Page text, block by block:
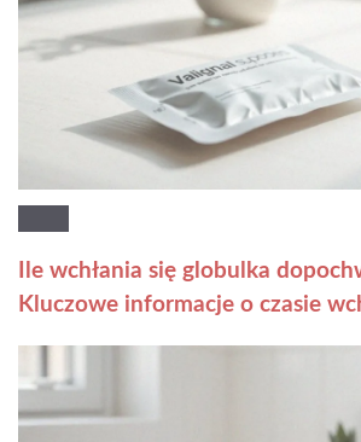
Ile wchłania się globulka
Kluczowe informacje o czasie